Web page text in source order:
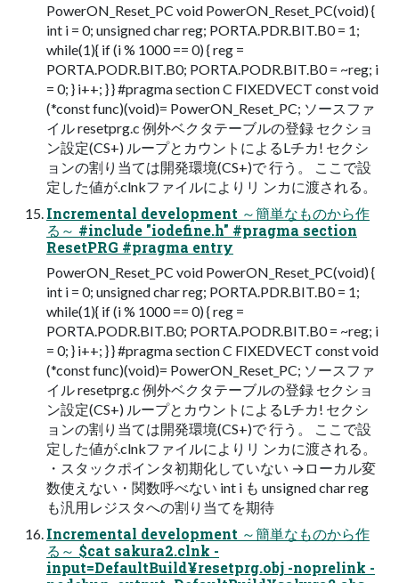
PowerON_Reset_PC void PowerON_Reset_PC(void) {
int i = 0; unsigned char reg; PORTA.PDR.BIT.B0 = 1;
while(1){ if (i % 1000 == 0) { reg =
PORTA.PODR.BIT.B0; PORTA.PODR.BIT.B0 = ~reg; i
= 0; } i++; } } #pragma section C FIXEDVECT const void
(*const func)(void)= PowerON_Reset_PC; ソースファ
イル resetprg.c 例外ベクタテーブルの登録 セクショ
ン設定(CS+) ループとカウントによるLチカ! セクシ
ョンの割り当ては開発環境(CS+)で 行う。 ここで設
定した値が.clnkファイルによりリ ンカに渡される。
Incremental development ～簡単なものから作
る～ #include "iodefine.h" #pragma section
ResetPRG #pragma entry
PowerON_Reset_PC void PowerON_Reset_PC(void) {
int i = 0; unsigned char reg; PORTA.PDR.BIT.B0 = 1;
while(1){ if (i % 1000 == 0) { reg =
PORTA.PODR.BIT.B0; PORTA.PODR.BIT.B0 = ~reg; i
= 0; } i++; } } #pragma section C FIXEDVECT const void
(*const func)(void)= PowerON_Reset_PC; ソースファ
イル resetprg.c 例外ベクタテーブルの登録 セクショ
ン設定(CS+) ループとカウントによるLチカ! セクシ
ョンの割り当ては開発環境(CS+)で 行う。 ここで設
定した値が.clnkファイルによりリ ンカに渡される。
・スタックポインタ初期化していない →ローカル変
数使えない・関数呼べない int i も unsigned char reg
も汎用レジスタへの割り当てを期待
Incremental development ～簡単なものから作
る～ $cat sakura2.clnk -
input=DefaultBuild¥resetprg.obj -noprelink -